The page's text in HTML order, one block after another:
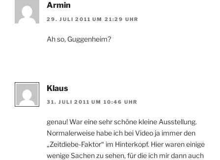
Armin
29. JULI 2011 UM 21:29 UHR
Ah so, Guggenheim?
Klaus
31. JULI 2011 UM 10:46 UHR
genau! War eine sehr schöne kleine Ausstellung.
Normalerweise habe ich bei Video ja immer den
„Zeitdiebe-Faktor“ im Hinterkopf. Hier waren einige
wenige Sachen zu sehen, für die ich mir dann auch